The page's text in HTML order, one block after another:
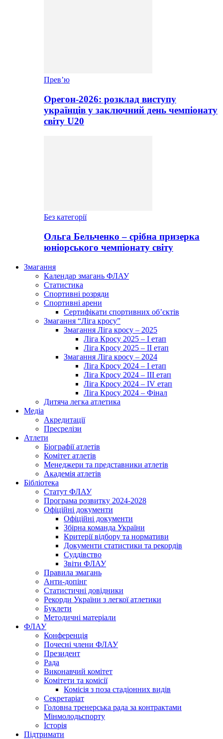
Прев’ю
Орегон-2026: розклад виступу
українців у заключний день чемпіонату
світу U20
Без категорії
Ольга Бельченко – срібна призерка
юніорського чемпіонату світу
Змагання
Календар змагань ФЛАУ
Статистика
Спортивні розряди
Спортивні арени
Сертифікати спортивних об’єктів
Змагання “Ліга кросу”
Змагання Ліга кросу – 2025
Ліга Кросу 2025 – I етап
Ліга Кросу 2025 – II етап
Змагання Ліга кросу – 2024
Ліга Кросу 2024 – I етап
Ліга Кросу 2024 – III етап
Ліга Кросу 2024 – IV етап
Ліга Кросу 2024 – Фінал
Дитяча легка атлетика
Медіа
Акредитації
Пресрелізи
Атлети
Біографії атлетів
Комітет атлетів
Менеджери та представники атлетів
Академія атлетів
Бібліотека
Статут ФЛАУ
Програма розвитку 2024-2028
Офіційні документи
Офіційні документи
Збірна команда України
Критерії відбору та нормативи
Документи статистики та рекордів
Суддівство
Звіти ФЛАУ
Правила змагань
Анти-допінг
Статистичні довідники
Рекорди України з легкої атлетики
Буклети
Методичні матеріали
ФЛАУ
Конференція
Почесні члени ФЛАУ
Президент
Рада
Виконавчий комітет
Комітети та комісії
Комісія з поза стадіонних видів
Секретаріат
Головна тренерська рада за контрактами
Мінмолодьспорту
Історія
Підтримати